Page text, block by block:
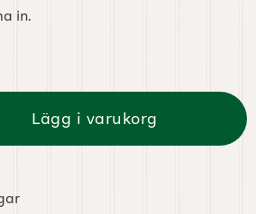
in.
Skolplansch 35 x 50 cm - Ros
Lägg i varukorg